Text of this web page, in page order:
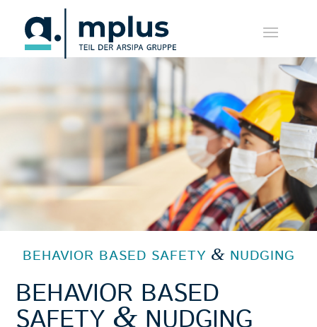
BEHAVIOR BASED SAFETY &NUDGING
BEHAVIOR BASED
SAFETY & NUDGING